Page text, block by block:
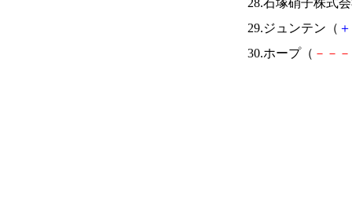
28.石塚硝子株式
29.ジュンテン（ ＋
30.ホープ（ － － －